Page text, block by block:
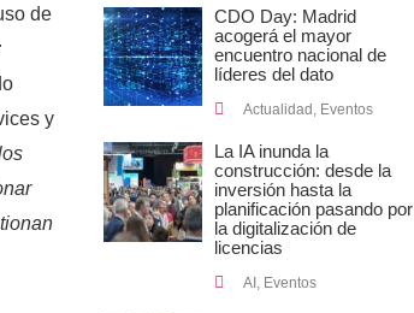
de
y
CDO Day: Madrid
acogerá el mayor
encuentro nacional de
líderes del dato
Actualidad Eventos
La IA inunda la
construcción: desde la
inversión hasta la
planificación pasando por
la digitalización de
licencias
AI , Eventos